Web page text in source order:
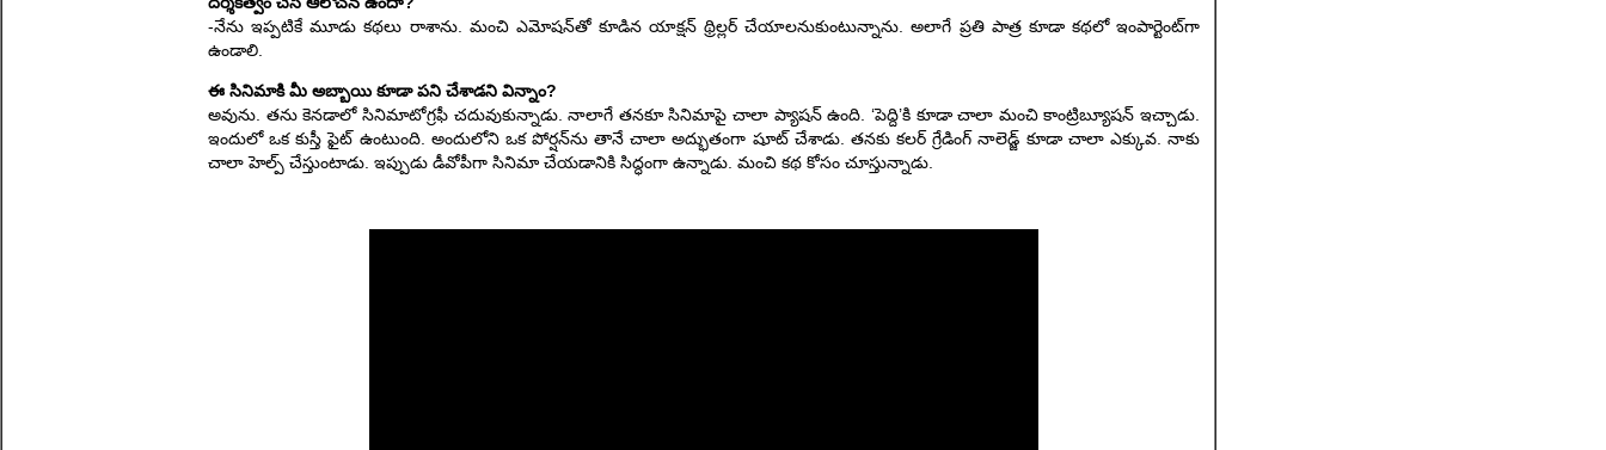
-నేను ఇప్పటికే మూడు కథలు రాశాను. మంచి ఎమోషన్‌తో కూడిన యాక్షన్ థ్రిల్లర్ చేయాలనుకుంటున్నాను. అలాగే ప్రతి పాత్ర కూడా కథలో ఇంపార్టెంట్‌గా
ఉండాలి.
ఈ సినిమాకి మీ అబ్బాయి కూడా పని చేశాడని విన్నాం?
అవును. తను కెనడాలో సినిమాటోగ్రఫీ చదువుకున్నాడు. నాలాగే తనకూ సినిమాపై చాలా ప్యాషన్ ఉంది. ‘పెద్ది’కి కూడా చాలా మంచి కాంట్రిబ్యూషన్ ఇచ్చాడు.
ఇందులో ఒక కుస్తీ ఫైట్ ఉంటుంది. అందులోని ఒక పోర్షన్‌ను తానే చాలా అద్భుతంగా షూట్ చేశాడు. తనకు కలర్ గ్రేడింగ్ నాలెడ్జ్ కూడా చాలా ఎక్కువ. నాకు
చాలా హెల్ప్ చేస్తుంటాడు. ఇప్పుడు డీవోపీగా సినిమా చేయడానికి సిద్ధంగా ఉన్నాడు. మంచి కథ కోసం చూస్తున్నాడు.